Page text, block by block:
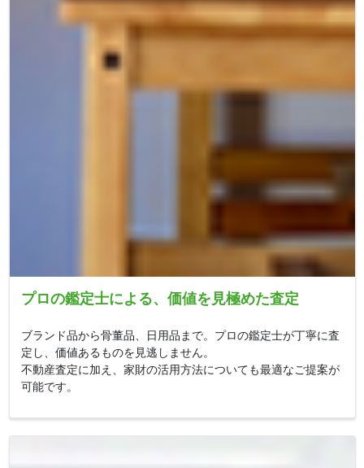
プロの鑑定士による、価値を見極めた査定
ブランド品から骨董品、日用品まで。プロの鑑定士が丁寧に査
定し、価値あるものを見逃しません。
不動産査定に加え、家財の活用方法についても最適なご提案が
可能です。